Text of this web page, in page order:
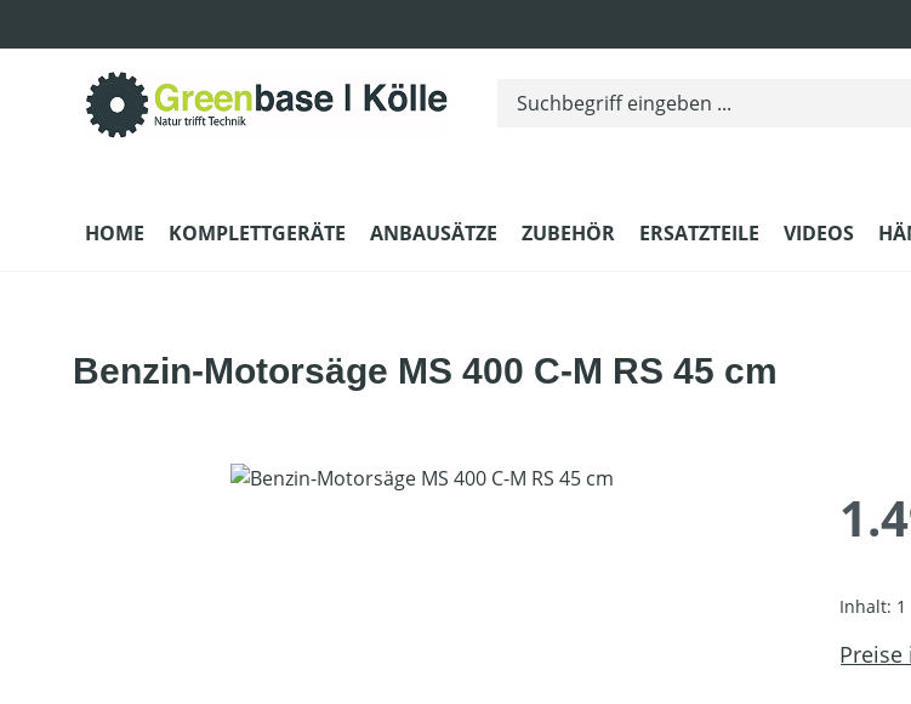
HOME KOMPLETTGERÄTE ANBAUSÄTZE ZUBEHÖR ERSATZTEILE VIDEOS
Benzin-Motorsäge MS 400 C-M RS 45 cm
Bildergalerie überspringen
Inhalt: 1
Preise